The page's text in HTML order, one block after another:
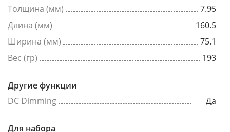
Толщина (мм)
7.95
Длина (мм)
160.5
Ширина (мм)
75.1
Вес (гр)
193
Другие функции
DC Dimming
Да
Для набора